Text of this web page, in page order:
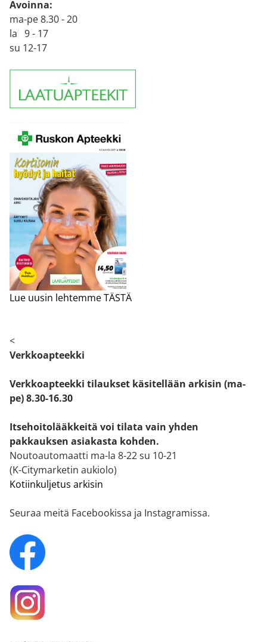
Avoinna:
ma-pe 8.30 - 20
la 9 - 17
su 12-17
Lue uusin lehtemme TÄSTÄ
<
Verkkoapteekki
Verkkoapteekki tilaukset käsitellään arkisin (ma-
pe) 8.30-16.30
Itsehoitolääkkeitä voi tilata vain yhden
pakkauksen asiakasta kohden.
Noutoautomaatti ma-la 8-22 su 10-21
(K-Citymarketin aukiolo)
Kotiinkuljetus arkisin
Seuraa meitä Facebookissa ja Instagramissa.